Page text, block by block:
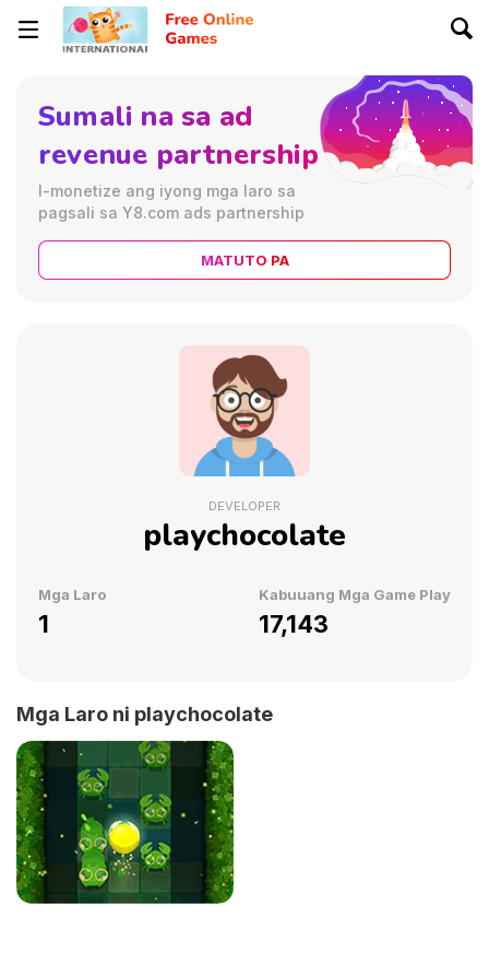
DEVELOPER
playchocolate
Mga Laro
1
Kabuuang Mga Game Play
17,143
Sumali na sa ad
revenue partnership
I-monetize ang iyong mga laro sa
pagsali sa Y8.com ads partnership
MATUTO PA
Mga Laro ni playchocolate